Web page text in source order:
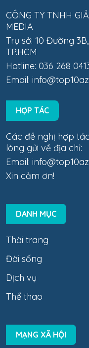
CÔNG TY TNHH
MEDIA
Trụ sở: 10 Đường
TP.HCM
Hotline: 036 268
Email:
HỢP TÁC
Các đề nghị hợp
lòng gửi về địa chỉ:
Email:
Xin cảm ơn!
DANH MỤC
Thời trang
Đời sống
Dịch vụ
Thể thao
MẠNG XÃ HỘI